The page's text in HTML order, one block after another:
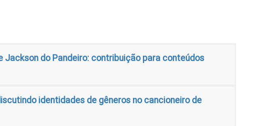
do Pandeiro: contribuição para conteúdos
identidades de gêneros no cancioneiro de